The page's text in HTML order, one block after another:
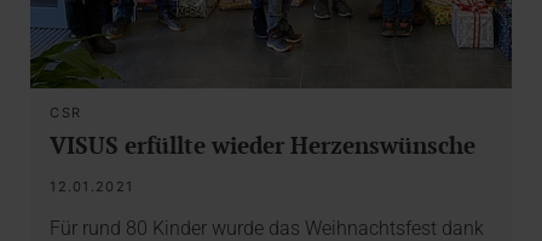
CSR
VISUS erfüllte wieder Herzenswünsche
12.01.2021
Für rund 80 Kinder wurde das Weihnachtsfest dank